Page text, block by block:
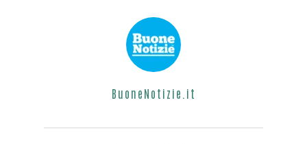
BuoneNotizie.it